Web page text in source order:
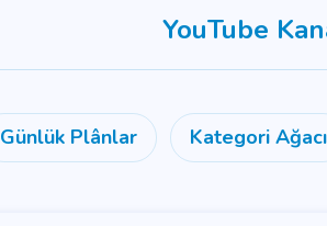
YouTube
Günlük Plânlar Kategori Ağacı